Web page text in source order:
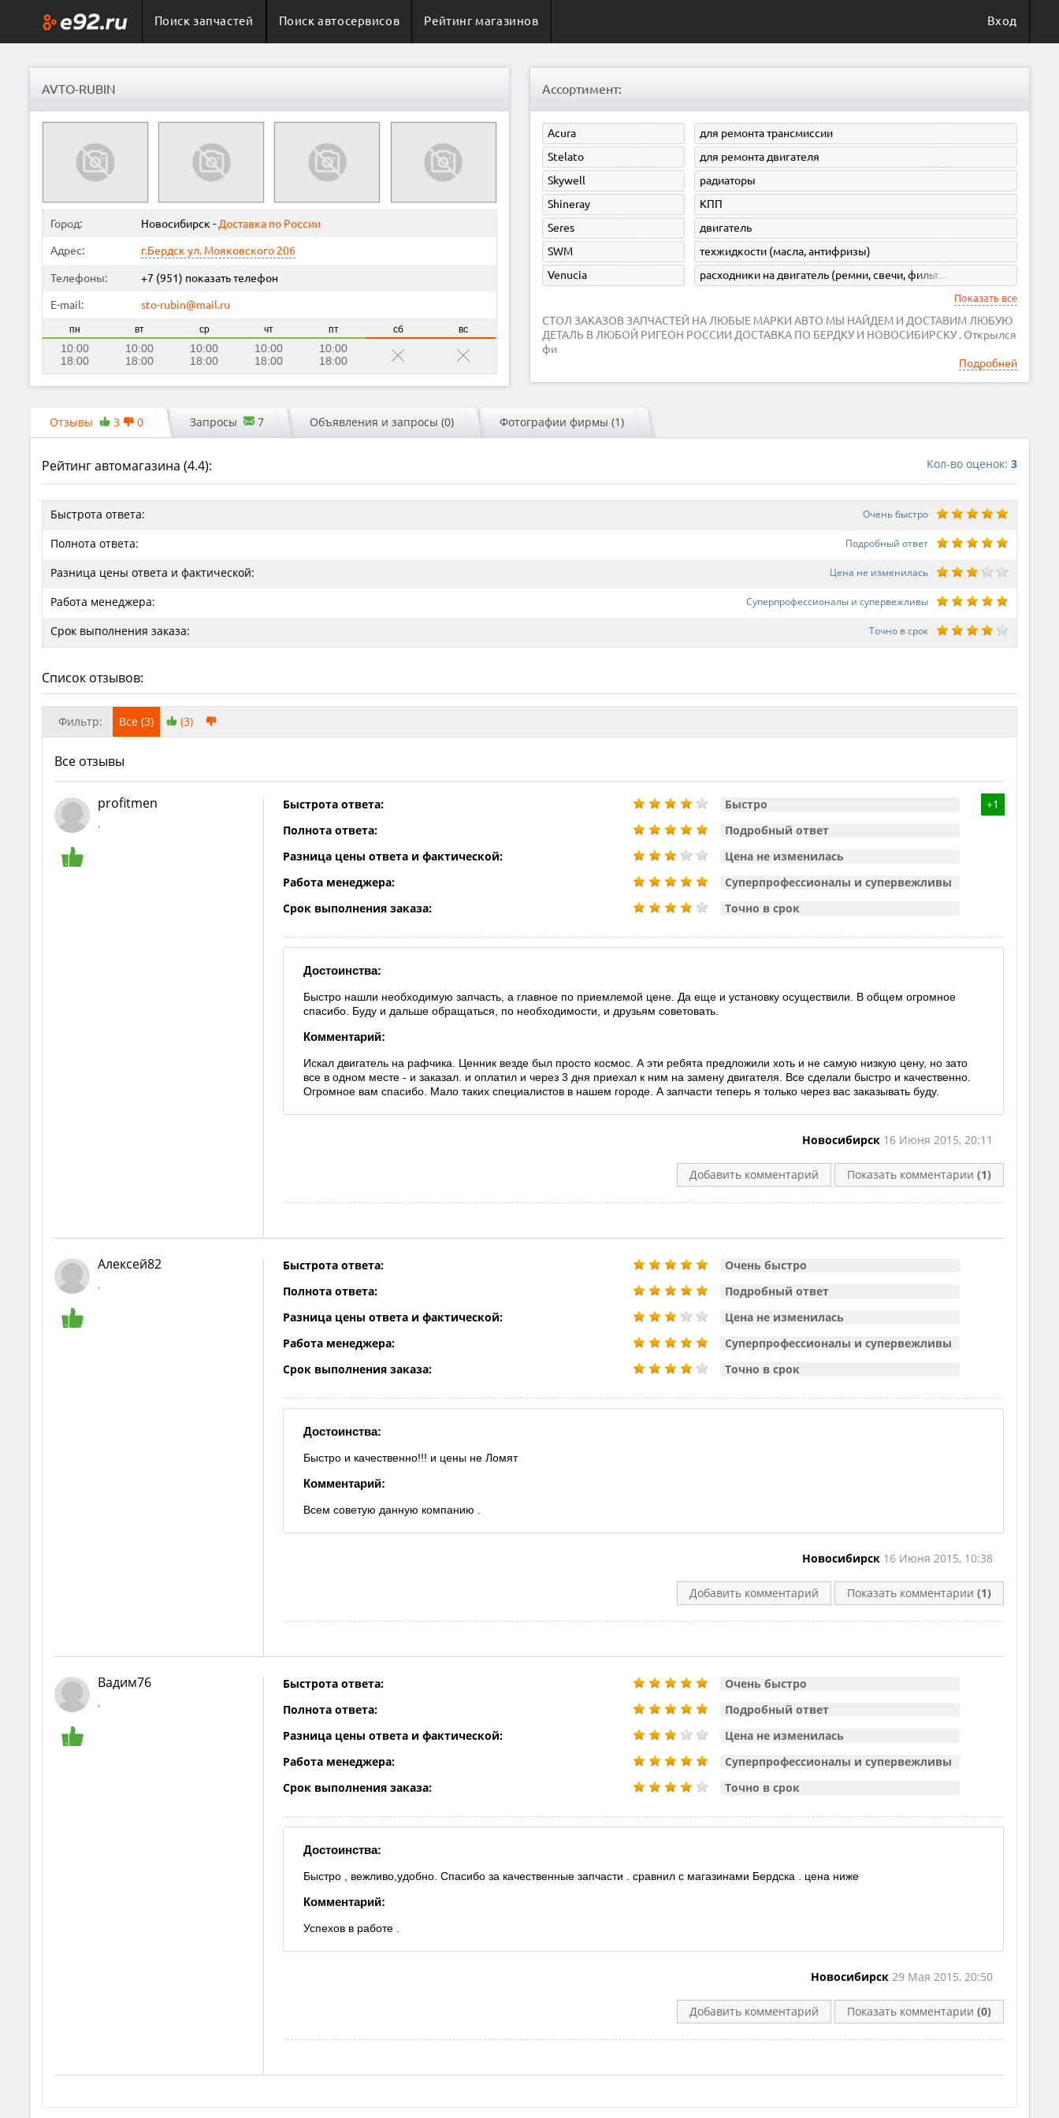
Поиск запчастей Поиск автосервисов Рейтинг магазинов Вход
AVTO-RUBIN
Город: Новосибирск - Доставка по России
Адрес: г.Бердск ул. Мояковского 206
Телефоны: +7 (951) показать телефон
E-mail: sto-rubin@mail.ru
пн вт ср чт пт сб вс
10:00
18:00
10:00
18:00
10:00
18:00
10:00
18:00
10:00
18:00
Ассортимент:
Acura
Stelato
Skywell
Shineray
Seres
SWM
Venucia
для ремонта трансмиссии
для ремонта двигателя
радиаторы
КПП
двигатель
техжидкости (масла, антифризы)
расходники на двигатель (ремни, свечи, фильтра)
Показать все
СТОЛ ЗАКАЗОВ ЗАПЧАСТЕЙ НА ЛЮБЫЕ МАРКИ АВТО МЫ НАЙДЕМ И ДОСТАВИМ ЛЮБУЮ
ДЕТАЛЬ В ЛЮБОЙ РИГЕОН РОССИИ ДОСТАВКА ПО БЕРДКУ И НОВОСИБИРСКУ . Открылся
фи
Подробней
Отзывы 3 0 Запросы 7 Объявления и запросы (0) Фотографии фирмы (1)
Кол-во оценок: 3
Рейтинг автомагазина (4.4):
Быстрота ответа: Очень быстро
Полнота ответа: Подробный ответ
Разница цены ответа и фактической: Цена не изменилась
Работа менеджера: Суперпрофессионалы и супервежливы
Срок выполнения заказа: Точно в срок
Список отзывов:
Фильтр: Все (3) (3)
Все отзывы
+1
profitmen
,
Быстрота ответа:
Быстро
Полнота ответа:
Подробный ответ
Разница цены ответа и фактической:
Цена не изменилась
Работа менеджера:
Суперпрофессионалы и супервежливы
Срок выполнения заказа:
Точно в срок
Достоинства:
Быстро нашли необходимую запчасть, а главное по приемлемой цене. Да еще и установку осуществили. В общем огромное
спасибо. Буду и дальше обращаться, по необходимости, и друзьям советовать.
Комментарий:
Искал двигатель на рафчика. Ценник везде был просто космос. А эти ребята предложили хоть и не самую низкую цену, но зато
все в одном месте - и заказал. и оплатил и через 3 дня приехал к ним на замену двигателя. Все сделали быстро и качественно.
Огромное вам спасибо. Мало таких специалистов в нашем городе. А запчасти теперь я только через вас заказывать буду.
Новосибирск16 Июня 2015, 20:11
Добавить комментарий Показать комментарии (1)
Алексей82
,
Быстрота ответа:
Очень быстро
Полнота ответа:
Подробный ответ
Разница цены ответа и фактической:
Цена не изменилась
Работа менеджера:
Суперпрофессионалы и супервежливы
Срок выполнения заказа:
Точно в срок
Достоинства:
Быстро и качественно!!! и цены не Ломят
Комментарий:
Всем советую данную компанию .
Новосибирск16 Июня 2015, 10:38
Добавить комментарий Показать комментарии (1)
Вадим76
,
Быстрота ответа:
Очень быстро
Полнота ответа:
Подробный ответ
Разница цены ответа и фактической:
Цена не изменилась
Работа менеджера:
Суперпрофессионалы и супервежливы
Срок выполнения заказа:
Точно в срок
Достоинства:
Быстро , вежливо,удобно. Спасибо за качественные запчасти . сравнил с магазинами Бердска . цена ниже
Комментарий:
Успехов в работе .
Новосибирск29 Мая 2015, 20:50
Добавить комментарий Показать комментарии (0)